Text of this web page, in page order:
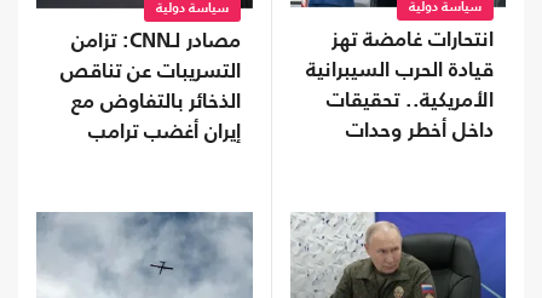
سياسة دولية
انتحارات غامضة تهز
قيادة الحرب السيبرانية
الأمريكية.. تحقيقات
داخل أخطر وحدات
سياسة دولية
مصادر لـCNN: تزامن
التسريبات عن تناقص
الذخائر بالتفاوض مع
إيران أغضب ترامب